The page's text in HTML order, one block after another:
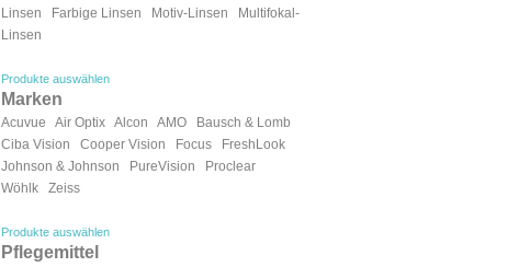
Linsen
Farbige Linsen Motiv-Linsen
Multifokal-
Linsen
Produkte auswählen
Marken
Acuvue Air Optix Alcon AMO
Bausch & Lomb
Ciba Vision
Cooper Vision Focus
FreshLook
Johnson & Johnson
PureVision
Proclear
Wöhlk
Zeiss
Produkte auswählen
Pflegemittel